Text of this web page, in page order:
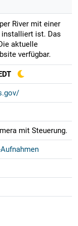
River mit einer
installiert ist. Das
aktuelle
verfügbar.
mit Steuerung.